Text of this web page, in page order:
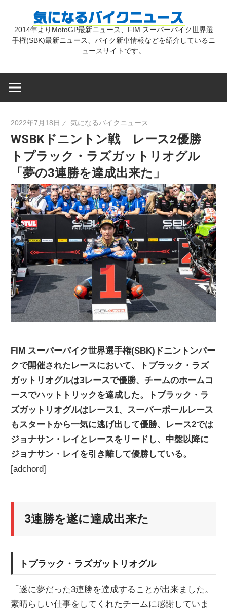
気
バ
イ
ク
ニ
ュ
ー
ス
2014年よりMotoGP最新ニュース、FIM スーパーバイク世界選
手権(SBK)最新ニュース、バイク新車情報などを紹介しているニ
ュースサイトです。
2022年7月18日 気になるバイクニュース
WSBKドニントン戦 レース2優勝
トプラック・ラズガットリオグル
「夢の3連勝を達成出来た」
FIM スーパーバイク世界選手権(SBK)ドニントンパー
クで開催されたレースにおいて、トプラック・ラズ
ガットリオグルは3レースで優勝、チームのホームコ
ースでハットトリックを達成した。トプラック・ラ
ズガットリオグルはレース1、スーパーポールレース
もスタートから一気に逃げ出して優勝、レース2では
ジョナサン・レイとレースをリードし、中盤以降に
ジョナサン・レイを引き離して優勝している。
[adchord]
3連勝を遂に達成出来た
トプラック・ラズガットリオグル
「遂に夢だった3連勝を達成することが出来ました。
素晴らしい仕事をしてくれたチームに感謝していま